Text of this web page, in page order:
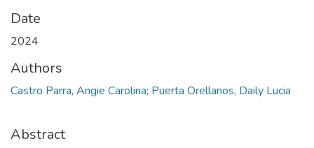
Date
2024
Authors
Castro Parra, Angie Carolina; Puerta Orellanos, Daily Lucia
Abstract